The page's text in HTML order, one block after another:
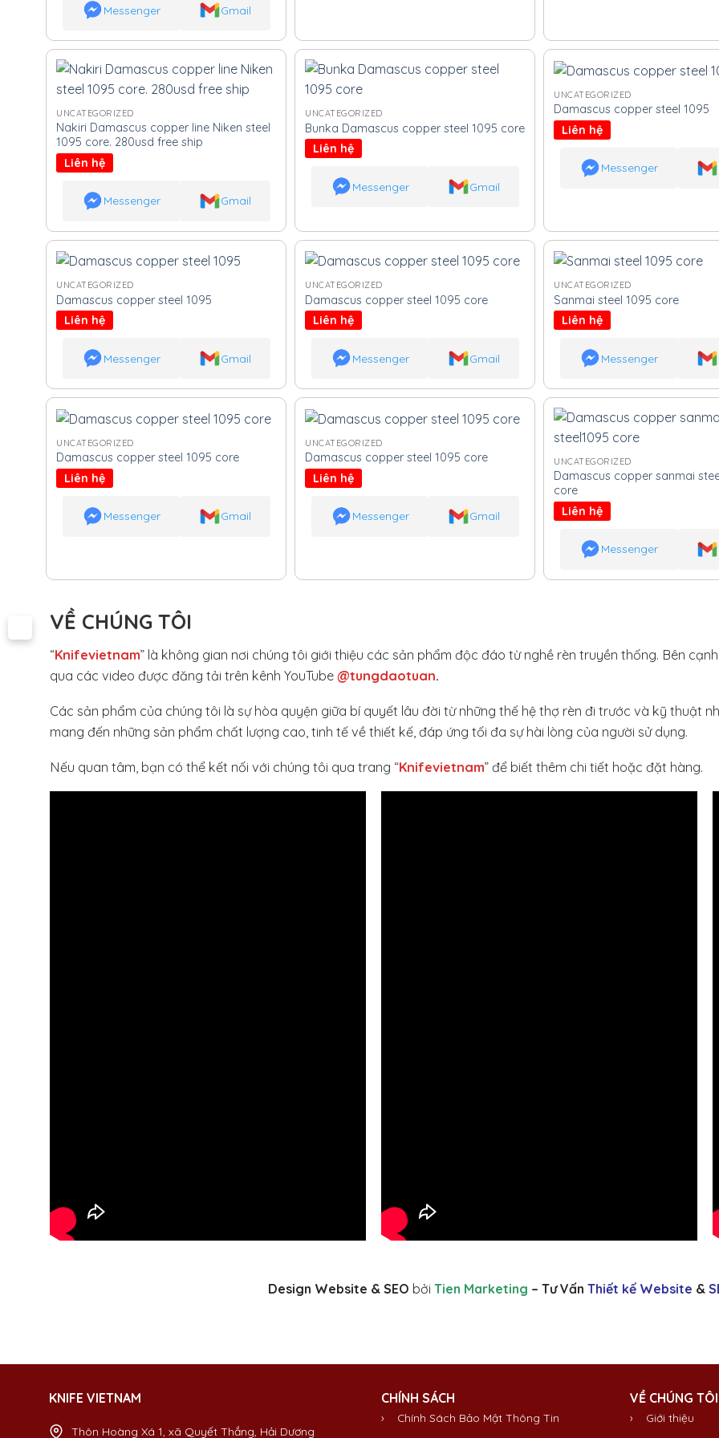
Messenger Gmail
UNCATEGORIZED
Nakiri Damascus copper line Niken steel
1095 core. 280usd free ship
Liên hệ
Messenger Gmail
UNCATEGORIZED
Bunka Damascus copper steel 1095 core
Liên hệ
Messenger Gmail
UNCATEGORIZED
Damascus copper steel 1095
Liên hệ
Messenger
UNCATEGORIZED
Damascus copper steel 1095
Liên hệ
Messenger Gmail
UNCATEGORIZED
Damascus copper steel 1095 core
Liên hệ
Messenger Gmail
UNCATEGORIZED
Sanmai steel 1095 core
Liên hệ
Messenger
UNCATEGORIZED
Damascus copper steel 1095 core
Liên hệ
Messenger Gmail
UNCATEGORIZED
Damascus copper steel 1095 core
Liên hệ
Messenger Gmail
UNCATEGORIZED
Damascus copper sanmai
core
Liên hệ
Messenger
VỀ CHÚNG TÔI
“Knifevietnam” là không gian nơi chúng tôi giới thiệu các sản phẩm độc đáo từ nghề rèn truyền thống. Bên
qua các video được đăng tải trên kênh YouTube @tungdaotuan.
Các sản phẩm của chúng tôi là sự hòa quyện giữa bí quyết lâu đời từ những thế hệ thợ rèn đi trước và kỹ thuật
mang đến những sản phẩm chất lượng cao, tinh tế về thiết kế, đáp ứng tối đa sự hài lòng của người sử dụng.
Nếu quan tâm, bạn có thể kết nối với chúng tôi qua trang “Knifevietnam” để biết thêm chi tiết hoặc đặt hàng.
Design Website & SEO bởi Tien Marketing – Tư Vấn Thiết kế Website &
KNIFE VIETNAM
Thôn Hoàng Xá 1, xã Quyết Thắng, Hải Dương
CHÍNH SÁCH
› Chính Sách Bảo Mật Thông Tin
VỀ CHÚNG TÔI
› Giới thiệu